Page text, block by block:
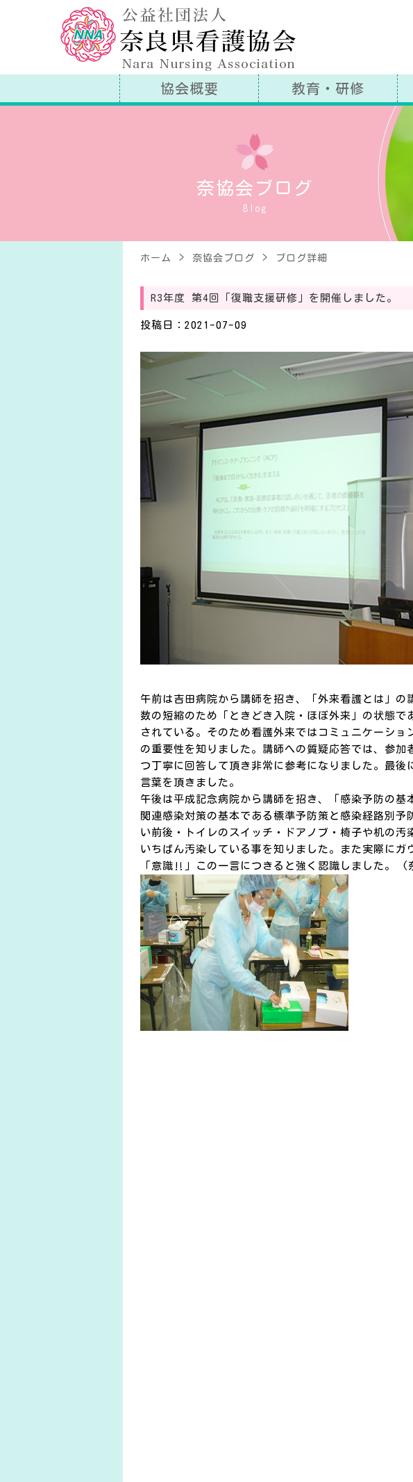
協会概要 教育・研修
奈協会ブログ
Blog
ホーム 奈協会ブログ ブログ詳細
R3年度 第4回「復職支援研修」を開催しました。
投稿日：2021-07-09
午前は吉田病院から講師を招き、「外来看護とは」の
数の短縮のため「ときどき入院・ほぼ外来」の状態
されている。そのため看護外来ではコミュニケーショ
の重要性を知りました。講師への質疑応答では、参加
つ丁寧に回答して頂き非常に参考になりました。最後
言葉を頂きました。
午後は平成記念病院から講師を招き、「感染予防の基
関連感染対策の基本である標準予防策と感染経路別
い前後・トイレのスイッチ・ドアノブ・椅子や机の汚
いちばん汚染している事を知りました。また実際にガ
「意識‼」この一言につきると強く認識しました。 (